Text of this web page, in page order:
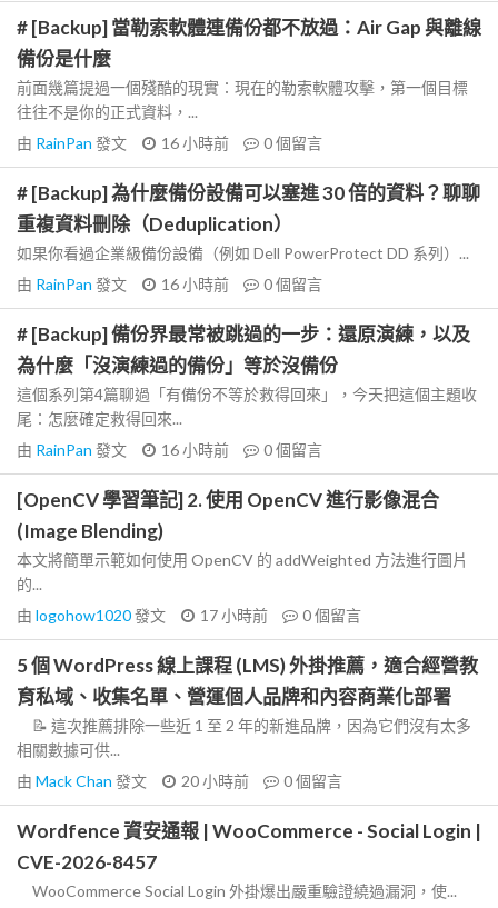
# [Backup] 當勒索軟體連備份都不放過：Air Gap 與離線
備份是什麼
前面幾篇提過一個殘酷的現實：現在的勒索軟體攻擊，第一個目標
往往不是你的正式資料，...
由 RainPan 發文 16 小時前 0個留言
# [Backup] 為什麼備份設備可以塞進 30 倍的資料？聊聊
重複資料刪除（Deduplication）
如果你看過企業級備份設備（例如 Dell PowerProtect DD 系列）...
由 RainPan 發文 16 小時前 0個留言
# [Backup] 備份界最常被跳過的一步：還原演練，以及
為什麼「沒演練過的備份」等於沒備份
這個系列第4篇聊過「有備份不等於救得回來」，今天把這個主題收
尾：怎麼確定救得回來...
由 RainPan 發文 16 小時前 0個留言
[OpenCV 學習筆記] 2. 使用 OpenCV 進行影像混合
(Image Blending)
本文將簡單示範如何使用 OpenCV 的 addWeighted 方法進行圖片
的...
由 logohow1020發文 17 小時前 0個留言
5 個 WordPress 線上課程 (LMS) 外掛推薦，適合經營教
育私域、收集名單、營運個人品牌和內容商業化部署
📝 這次推薦排除一些近 1 至 2 年的新進品牌，因為它們沒有太多
相關數據可供...
由 Mack Chan 發文 20 小時前 0個留言
Wordfence 資安通報 | WooCommerce - Social Login |
CVE-2026-8457
WooCommerce Social Login 外掛爆出嚴重驗證繞過漏洞，使...